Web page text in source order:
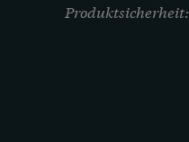
Produktsicherheit: